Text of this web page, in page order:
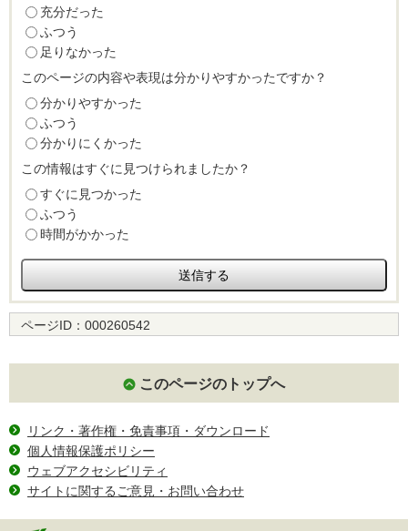
充分だった
ふつう
足りなかった
このページの内容や表現は分かりやすかったですか？
分かりやすかった
ふつう
分かりにくかった
この情報はすぐに見つけられましたか？
すぐに見つかった
ふつう
時間がかかった
ページID： 000260542
このページのトップへ
リンク・著作権・免責事項・ダウンロード
個人情報保護ポリシー
ウェブアクセシビリティ
サイトに関するご意見・お問い合わせ